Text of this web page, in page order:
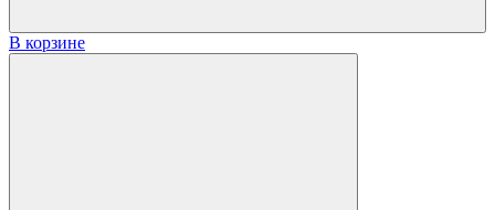
В корзине